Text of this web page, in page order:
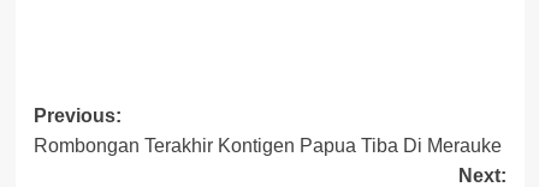
Post
navigation
Previous:
Rombongan Terakhir Kontigen Papua Tiba Di Merauke
Next: